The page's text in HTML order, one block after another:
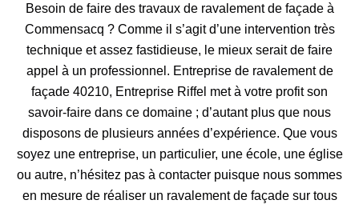
Besoin de faire des travaux de ravalement de façade à
Commensacq ? Comme il s’agit d’une intervention très
technique et assez fastidieuse, le mieux serait de faire
appel à un professionnel. Entreprise de ravalement de
façade 40210, Entreprise Riffel met à votre profit son
savoir-faire dans ce domaine ; d’autant plus que nous
disposons de plusieurs années d’expérience. Que vous
soyez une entreprise, un particulier, une école, une église
ou autre, n’hésitez pas à contacter puisque nous sommes
en mesure de réaliser un ravalement de façade sur tous